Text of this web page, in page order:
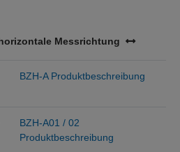
Messrichtung
BZH-A Produktbeschreibung
BZH-A01 / 02
Produktbeschreibung